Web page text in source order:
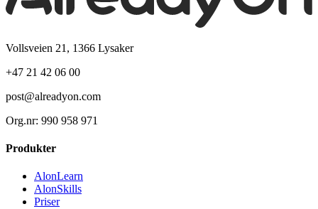
Vollsveien 21, 1366 Lysaker
+47 21 42 06 00
post@alreadyon.com
Org.nr: 990 958 971
Produkter
AlonLearn
AlonSkills
Priser